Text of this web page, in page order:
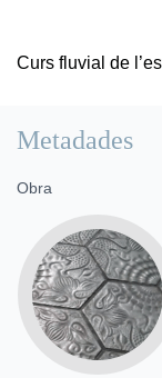
Curs fluvial de
Metadades
Obra